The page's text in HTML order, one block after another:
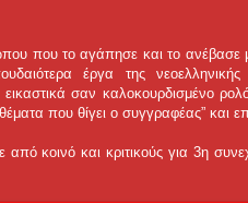
που το αγάπησε και το ανέβασε
έργα της νεοελληνικής
σαν καλοκουρδισμένο
που θίγει ο συγγραφέας” και
κοινό και κριτικούς για 3η